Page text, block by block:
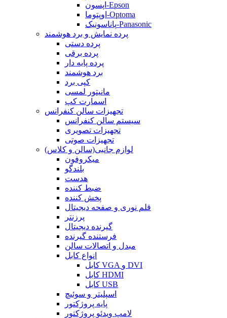
اپسون-Epson
اوپتوما-Optoma
پاناسونیک-Panasonic
پرده نمایش و برد هوشمند
پرده دستی
پرده برقی
پرده پایه دار
برد هوشمند
کپی برد
مانیتور لمسی
اسمارت کپ
تجهیزات سالن کنفرانس
سیستم سالن کنفرانس
تجهیزات تصویری
تجهیزات صوتی
لوازم جانبی(سالن و کلاس)
میکروفون
بلندگو
هدست
ضبط کننده
پخش کننده
قلم نوری و صفحه دیجیتال
پرزنتر
گیرنده دیجیتال
فرستنده گیرنده
مبدل و اتصالات سالن
انواع کابل
کابل VGA و DVI
کابل HDMI
کابل USB
اسپلیتر و سوئیچ
پایه پروژکتور
لامپ ویدئو پروژکتور